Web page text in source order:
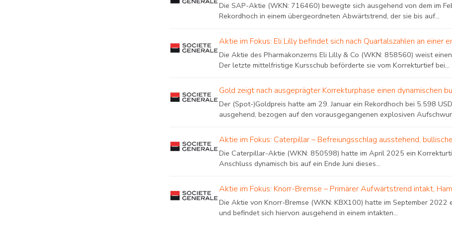
Die SAP-Aktie (WKN: 716460) bewegte sich ausgehend von dem im
Rekordhoch in einem übergeordneten Abwärtstrend, der sie bis auf...
Aktie im Fokus: Eli Lilly befindet sich nach Quartalszahlen an einer
Die Aktie des Pharmakonzerns Eli Lilly & Co (WKN: 858560) weist
Der letzte mittelfristige Kursschub beförderte sie vom Korrekturtief bei...
Gold zeigt nach ausgeprägter Korrekturphase einen dynamischen
Der (Spot-)Goldpreis hatte am 29. Januar ein Rekordhoch bei 5.598
ausgehend, bezogen auf den vorausgegangenen explosiven
Aktie im Fokus: Caterpillar – Befreiungsschlag ausstehend,
Die Caterpillar-Aktie (WKN: 850598) hatte im April 2025 ein
Anschluss dynamisch bis auf ein Ende Juni dieses...
Aktie im Fokus: Knorr-Bremse – Primärer Aufwärtstrend intakt,
Die Aktie von Knorr-Bremse (WKN: KBX100) hatte im September 2022
und befindet sich hiervon ausgehend in einem intakten...